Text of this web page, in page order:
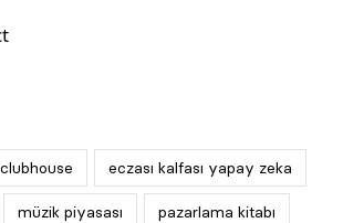
clubhouse eczası kalfası yapay zeka
müzik piyasası pazarlama kitabı